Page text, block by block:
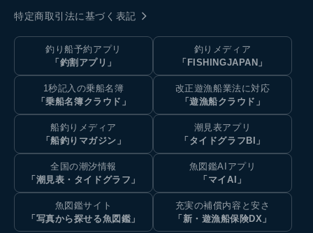
特定商取引法に基づく表記
釣り船予約アプリ
「釣割アプリ」
釣りメディア
「FISHINGJAPAN」
1秒記入の乗船名簿
「乗船名簿クラウド」
改正遊漁船業法に対応
「遊漁船クラウド」
船釣りメディア
「船釣りマガジン」
潮見表アプリ
「タイドグラフBI」
全国の潮汐情報
「潮見表・タイドグラフ」
魚図鑑AIアプリ
「マイAI」
魚図鑑サイト
「写真から探せる魚図鑑」
充実の補償内容と安さ
「新・遊漁船保険DX」